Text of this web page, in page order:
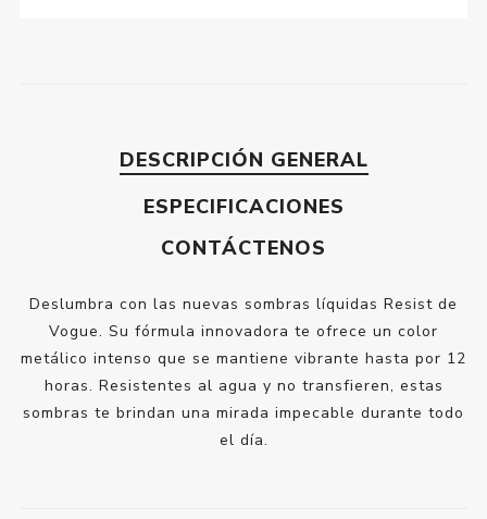
DESCRIPCIÓN GENERAL
ESPECIFICACIONES
CONTÁCTENOS
Deslumbra con las nuevas sombras líquidas Resist de
Vogue. Su fórmula innovadora te ofrece un color
metálico intenso que se mantiene vibrante hasta por 12
horas. Resistentes al agua y no transfieren, estas
sombras te brindan una mirada impecable durante todo
el día.